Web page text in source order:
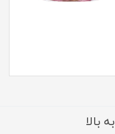
بالا